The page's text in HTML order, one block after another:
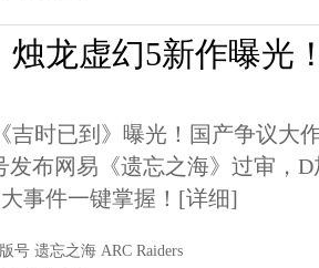
龙虚幻5新作曝光
吉时已到》曝光！国产争议大
发布网易《遗忘之海》过审，
事件一键掌握！ [详细]
版号 遗忘之海 ARC Raiders